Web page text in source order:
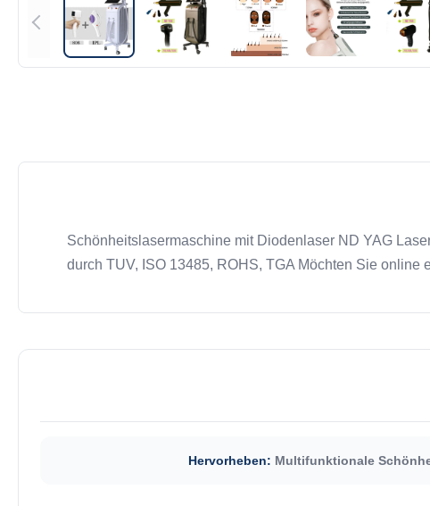
Schönheitslasermaschine mit Diodenlaser ND YAG
durch TUV, ISO 13485, ROHS, TGA Möchten Sie
Hervorheben: Multifunktionale